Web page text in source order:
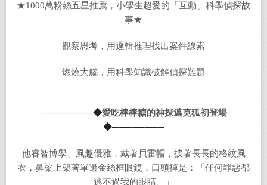
★1000萬粉絲五星推薦，小學生超愛的「互動」科學偵探故
事★
觀察思考，用邏輯推理找出案件線索
燃燒大腦，用科學知識破解偵探難題
────────◆愛吃棒棒糖的神探邁克狐初登場
◆────────
他睿智博學、風趣優雅，戴著貝雷帽，披著長長的格紋風
衣，鼻梁上架著單邊金絲框眼鏡，口頭禪是：「任何罪惡都
逃不過我的眼睛。」